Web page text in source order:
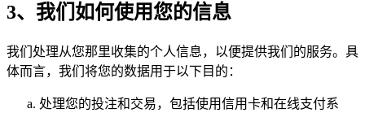
3、我们如何使用您的信息
我们处理从您那里收集的个人信息，以便提供我们的服务。具
体而言，我们将您的数据用于以下目的：
处理您的投注和交易，包括使用信用卡和在线支付系